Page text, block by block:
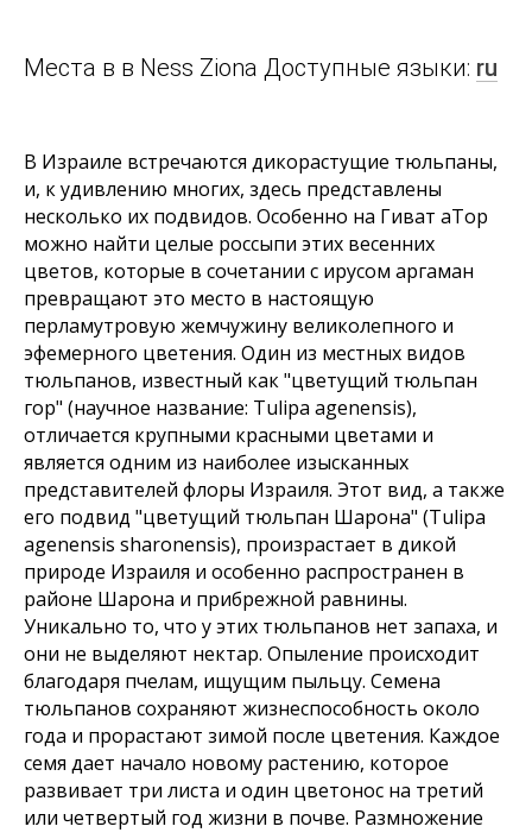
Места в в Ness Ziona Доступные языки: ru
В Израиле встречаются дикорастущие тюльпаны,
и, к удивлению многих, здесь представлены
несколько их подвидов. Особенно на Гиват аТор
можно найти целые россыпи этих весенних
цветов, которые в сочетании с ирусом аргаман
превращают это место в настоящую
перламутровую жемчужину великолепного и
эфемерного цветения. Один из местных видов
тюльпанов, известный как "цветущий тюльпан
гор" (научное название: Tulipa agenensis),
отличается крупными красными цветами и
является одним из наиболее изысканных
представителей флоры Израиля. Этот вид, а также
его подвид "цветущий тюльпан Шарона" (Tulipa
agenensis sharonensis), произрастает в дикой
природе Израиля и особенно распространен в
районе Шарона и прибрежной равнины.
Уникально то, что у этих тюльпанов нет запаха, и
они не выделяют нектар. Опыление происходит
благодаря пчелам, ищущим пыльцу. Семена
тюльпанов сохраняют жизнеспособность около
года и прорастают зимой после цветения. Каждое
семя дает начало новому растению, которое
развивает три листа и один цветонос на третий
или четвертый год жизни в почве. Размножение